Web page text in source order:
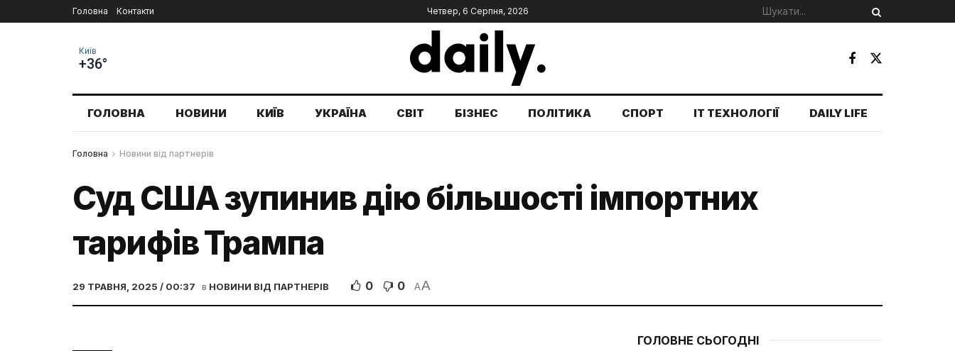
Головна Контакти Четвер, 6 Серпня, 2026
Київ
+36°
ГОЛОВНА НОВИНИ КИЇВ УКРАЇНА СВІТ БІЗНЕС ПОЛІТИКА СПОРТ IT ТЕХНОЛОГІЇ DAILY LIFE
Головна Новини від партнерів
Суд США зупинив дію більшості імпортних
тарифів Трампа
29 ТРАВНЯ, 2025 / 00:37 в НОВИНИ ВІД ПАРТНЕРІВ 0 0 AA
ГОЛОВНЕ СЬОГОДНІ